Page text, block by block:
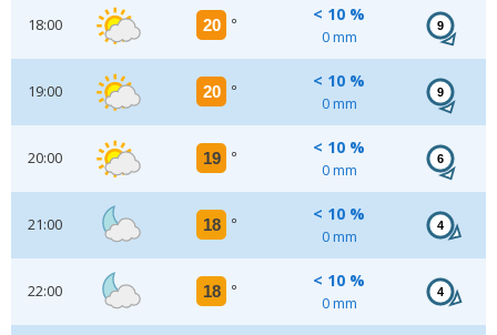
18:00 20 °
< 10 %
0 mm
9
19:00 20 °
< 10 %
0 mm
9
20:00 19 °
< 10 %
0 mm
6
21:00 18 °
< 10 %
0 mm
4
22:00 18 °
< 10 %
0 mm
4